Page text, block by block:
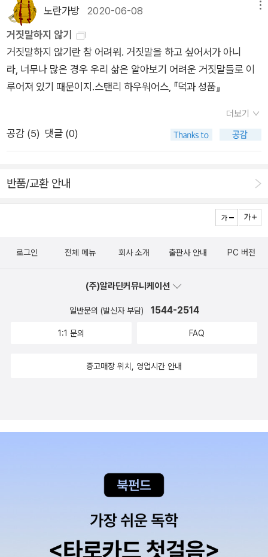
지 매해 로리의 세례 기념일(10월 27일)에 보낸 스탠리 하우어워
스의 편지에는 ‘좋은 삶을 일구는 핵심 미덕 14가지’가 소개되어
있다. ‘자비, 진실함, 우정, 인내, 소망, 정의, 용기, 기쁨, 단순함,
한결같음, 겸손(과 유머), 절제, 너그러움, 믿음’이 그가 꼽은 14
가지 중요한 미덕이다.이 편지들이 아이인 로리에게 보내지긴 했
지만 내용의 깊이는 어른이 이해할 수 있게 쓴 글이다(73p). 이
말을 바꿔말하면 내 자녀에게 이 책을 건네기 전에 내가 먼저 읽
어야 한다는 뜻이자, 또 다르게 표현한다면 삶의 다양한 경험과
진리들을 우리에게 가르쳐준다. 우선, 각 덕목들은 저마다 고유한
지의 미덕을 주제로 삼아 그 점들을 꼼꼼히 제시한다. 그리고 각
하나의 덕목이 온전히 그 덕목의 가치를 발현하기 위해서는 다른
간은 하나님의 성품 혹은 하나님의 말씀(성경)이다. 이는 덕목들
준다.내가 이 책에서 가장 눈여겨 본 부분은 덕목마다 함께 하는
좋은 친구를 중요하게 여긴다는 점이었다. 이것은 그가 다른 저작
는 네가 어려움 없는 삶을 살기를 바라지 않는다. 다만 네가 직면
시작하는 새해에 최우선으로 읽을 만한 책이다.스탠리 하우어워
스 글을 좋아하는 사람, ‘덕목’의 가치에 관심 있는 사람, 내면을
어떻게 가꾸어가야 할지 고민하는 사람 모두를 만족시킬만한 책
으로 보인다.마지막으로 스탠리 하우어워스의 한마디를 덧붙이
고 싶다.“이 편지들에 담긴 덕에 대한 설명이 네가 진리에 머무는
노란가방 2020-06-08
거짓말하지 않기
거짓말하지 않기란 참 어려워. 거짓말을 하고 싶어서가 아니
라, 너무나 많은 경우 우리 삶은 알아보기 어려운 거짓말들로 이
루어져 있기 때문이지.스탠리 하우워어스, 『덕과 성품』
더보기
공감 (5) 댓글 (0)
반품/교환 안내
로그인 전체 메뉴 회사 소개 출판사 안내 PC 버전
(주)알라딘커뮤니케이션
일반문의 (발신자 부담) 1544-2514
1:1 문의 FAQ
중고매장 위치, 영업시간 안내